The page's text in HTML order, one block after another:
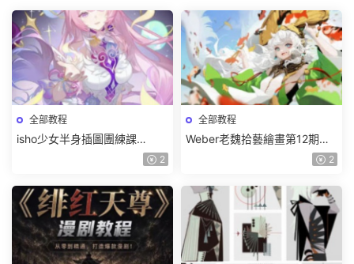
全部教程
isho少女半身插圖團練課
2026【畫質高清隻有視頻】 2
全部教程
Weber老魏拾藝繪畫第12期角
色特訓班【畫質不錯隻有視
2